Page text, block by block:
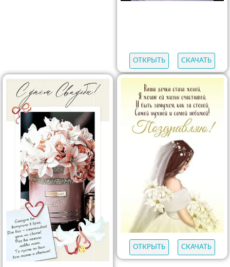
ОТКРЫТЬ СКАЧАТЬ
ОТКРЫТЬ СКАЧАТЬ